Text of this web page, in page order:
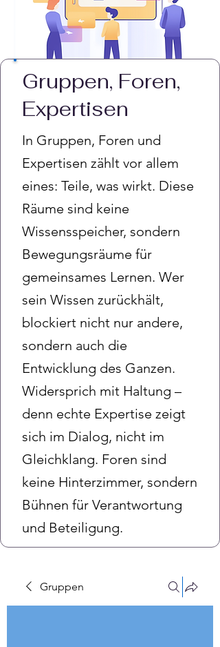
Gruppen, Foren,
Expertisen
In Gruppen, Foren und
Expertisen zählt vor allem
eines: Teile, was wirkt. Diese
Räume sind keine
Wissensspeicher, sondern
Bewegungsräume für
gemeinsames Lernen. Wer
sein Wissen zurückhält,
blockiert nicht nur andere,
sondern auch die
Entwicklung des Ganzen.
Widersprich mit Haltung –
denn echte Expertise zeigt
sich im Dialog, nicht im
Gleichklang. Foren sind
keine Hinterzimmer, sondern
Bühnen für Verantwortung
und Beteiligung.
Gruppen